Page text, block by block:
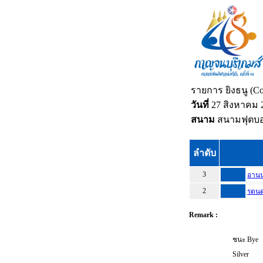
รายการ ยิงธนู
วันที่ 27 สิงหาคม
สนาม สนามฟุตบ
ลำดับ
3
อาน
2
รตน
Remark :
ชนะ Bye
Silver